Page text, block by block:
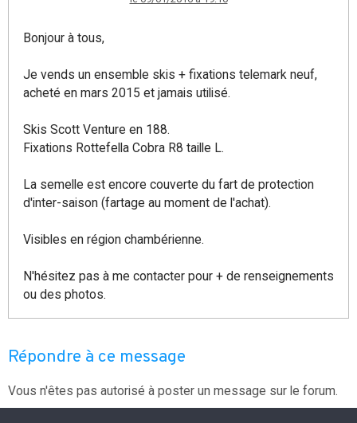
Bonjour à tous,
Je vends un ensemble skis + fixations telemark neuf,
acheté en mars 2015 et jamais utilisé.
Skis Scott Venture en 188.
Fixations Rottefella Cobra R8 taille L.
La semelle est encore couverte du fart de protection
d'inter-saison (fartage au moment de l'achat).
Visibles en région chambérienne.
N'hésitez pas à me contacter pour + de renseignements
ou des photos.
Répondre à ce message
Vous n'êtes pas autorisé à poster un message sur le forum.